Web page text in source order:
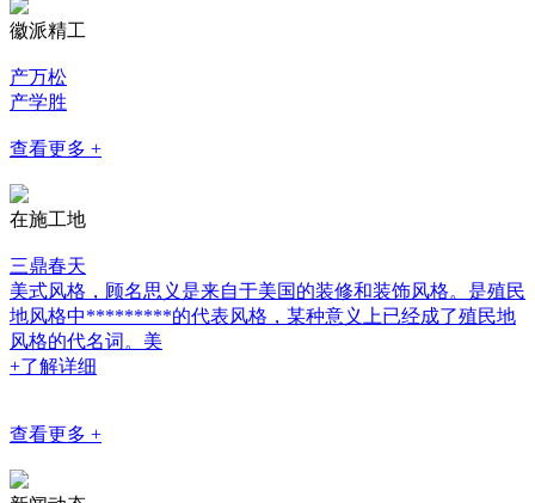
徽派精工
产万松
产学胜
查看更多 +
在施工地
三鼎春天
美式风格，顾名思义是来自于美国的装修和装饰风格。是殖民
地风格中*********的代表风格，某种意义上已经成了殖民地
风格的代名词。美
+了解详细
查看更多 +